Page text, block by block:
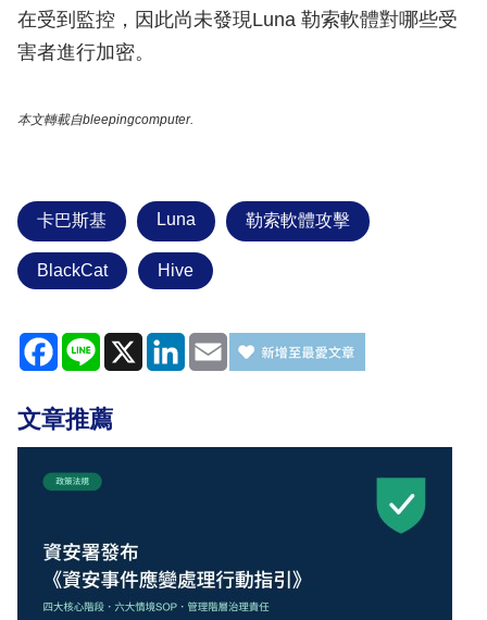
在受到監控，因此尚未發現Luna 勒索軟體對哪些受
害者進行加密。
本文轉載自bleepingcomputer.
卡巴斯基 Luna 勒索軟體攻擊
BlackCat Hive
Facebook
Line X LinkedIn
Email
文章推薦